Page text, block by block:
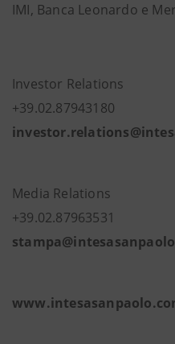
IMI, Banca Leonardo e
Investor Relations
+39.02.87943180
Media Relations
+39.02.87963531